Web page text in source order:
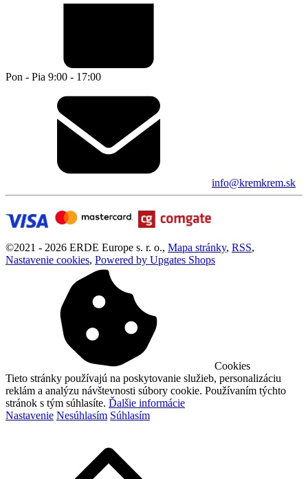
Pon - Pia 9:00 - 17:00
info@kremkrem.sk
©2021 - 2026 ERDE Europe s. r. o., Mapa stránky, RSS,
Nastavenie cookies, Powered by Upgates Shops
Cookies
Tieto stránky používajú na poskytovanie služieb, personalizáciu
reklám a analýzu návštevnosti súbory cookie. Používaním týchto
stránok s tým súhlasíte. Ďalšie informácie
Nastavenie Nesúhlasím Súhlasím